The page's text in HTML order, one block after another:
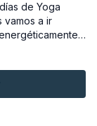
de Yoga
vamos a ir
llamado
Despertar